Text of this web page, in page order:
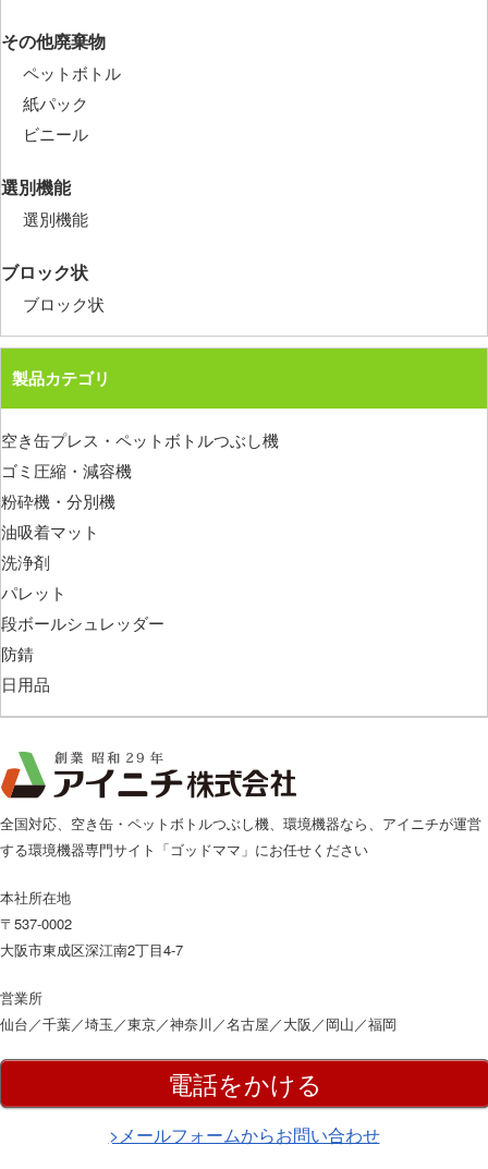
その他廃棄物
ペットボトル
紙パック
ビニール
選別機能
選別機能
ブロック状
ブロック状
製品カテゴリ
空き缶プレス・ペットボトルつぶし機
ゴミ圧縮・減容機
粉砕機・分別機
油吸着マット
洗浄剤
パレット
段ボールシュレッダー
防錆
日用品
全国対応、空き缶・ペットボトルつぶし機、環境機器なら、アイニチが運営
する環境機器専門サイト「ゴッドママ」にお任せください
本社所在地
〒537-0002
大阪市東成区深江南2丁目4-7
営業所
仙台／千葉／埼玉／東京／神奈川／名古屋／大阪／岡山／福岡
電話をかける
>メールフォームからお問い合わせ